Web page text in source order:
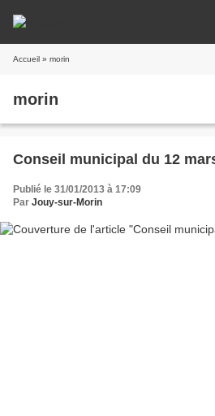
Accueil » morin
morin
Conseil municipal du 12
Publié le 31/01/2013 à 17:09
Par Jouy-sur-Morin